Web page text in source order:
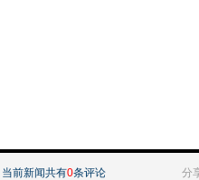
当前新闻共有0条评论 分